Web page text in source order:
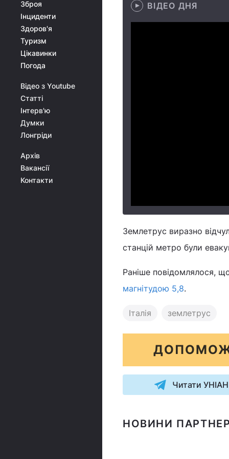
Зброя
Інциденти
Здоров'я
Туризм
Цікавинки
Погода
Відео з Youtube
Статті
Інтерв'ю
Думки
Лонгріди
Архів
Вакансії
Контакти
ВІДЕО ДНЯ
Землетрус виразно
станцій метро були
Раніше повідомлялося,
магнітудою 5,8.
Італія землетрус
Читати
НОВИНИ